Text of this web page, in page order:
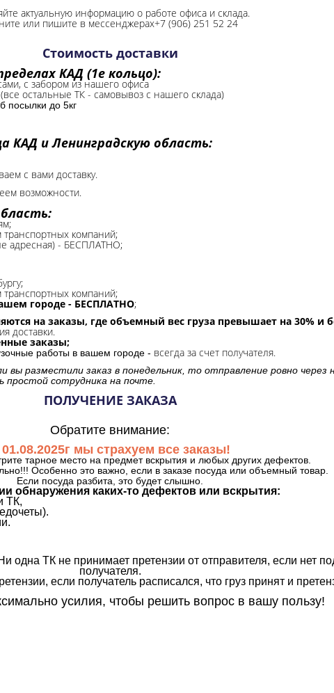
актуальную информацию о работе офиса и склада.
или пишите в мессенджерах+7 (906) 251 52 24
Стоимость доставки
КАД (1е кольцо):
с забором из нашего офиса
(все остальные ТК - самовывоз с нашего склада)
посылки до 5кг
КАД и Ленинградскую область:
с вами доставку.
возможности.​
компаний;
адресная) - БЕСПЛАТНО;
компаний;
городе - БЕСПЛАТНО;
на заказы, где объемный вес груза превышает на 30% и
доставки.
заказы;
работы в вашем городе - всегда за счет получателя.
вы разместили заказ в понедельник, то отправление ровно
простой сотрудника на почте.
ПОЛУЧЕНИЕ ЗАКАЗА
Обратите внимание:
мы страхуем все заказы!
тарное место на предмет вскрытия и любых других дефектов.
Особенно это важно, если в заказе посуда или объемный товар.
Если посуда разбита, это будет слышно.
обнаружения каких-то дефектов или вскрытия:
ТК,
одна ТК не принимает претензии от отправителя, если нет
получателя.
если получатель расписался, что груз принят и
усилия, чтобы решить вопрос в вашу пользу!